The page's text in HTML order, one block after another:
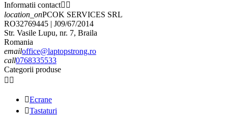
Informatii contact 
location_onPCOK SERVICES SRL
RO32769445 | J09/67/2014
Str. Vasile Lupu, nr. 7, Braila
Romania
emailoffice@laptopstrong.ro
call0768335533
Categorii produse
 
Ecrane
Tastaturi